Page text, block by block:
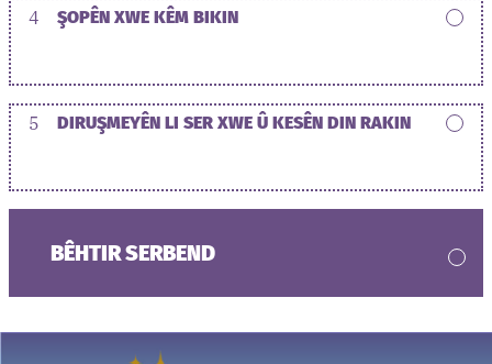
4 ŞOPÊN XWE KÊM BIKIN
5 DIRUŞMEYÊN LI SER XWE Û KESÊN DIN RAKIN
BÊHTIR SERBEND